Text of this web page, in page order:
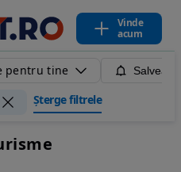
Vinde
acum
pentru tine
Șterge filtrele